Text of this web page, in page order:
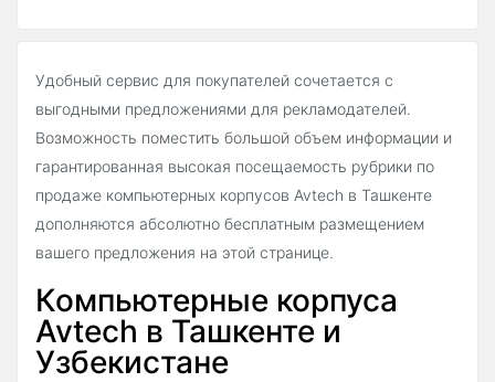
Удобный сервис для покупателей сочетается с
выгодными предложениями для рекламодателей.
Возможность поместить большой объем информации и
гарантированная высокая посещаемость рубрики по
продаже компьютерных корпусов Avtech в Ташкенте
дополняются абсолютно бесплатным размещением
вашего предложения на этой странице.
Компьютерные корпуса
Avtech в Ташкенте и
Узбекистане